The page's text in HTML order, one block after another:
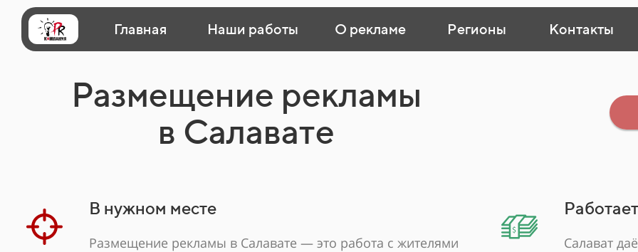
Главная Наши работы О рекламе Регионы Контакты
Размещение рекламы
в Салавате
В нужном месте
Размещение рекламы в Салавате — это работа с жителями
Салават